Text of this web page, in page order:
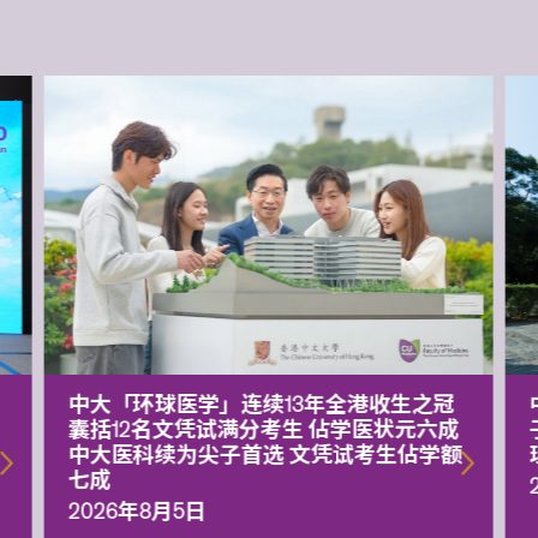
中大「环球医学」连续13年全港收生之冠
囊括12名文凭试满分考生 佔学医状元六成
中大医科续为尖子首选 文凭试考生佔学额
七成
2026年8月5日